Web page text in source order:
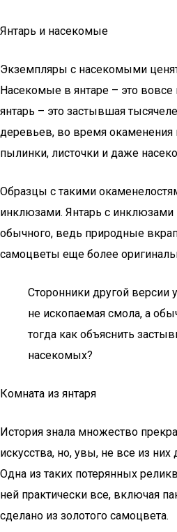
Янтарь и насекомые
Экземпляры с насекомыми
Насекомые в янтаре – это
янтарь – это застывшая
деревьев, во время окаменения
пылинки, листочки и даже
Образцы с такими
инклюзами. Янтарь с
обычного, ведь природные
самоцветы еще более
Сторонники другой версии
не ископаемая смола, а
тогда как объяснить
насекомых?
Комната из янтаря
История знала множество
искусства, но, увы, не все из
Одна из таких потерянных
ней практически все, включая
сделано из золотого самоцвета.